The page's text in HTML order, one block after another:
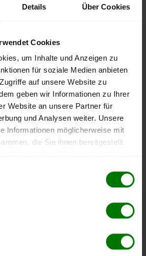
Details Über Cookies
Cookies
um Inhalte und Anzeigen zu
für soziale Medien anbieten
auf unsere Website zu
geben wir Informationen zu Ihrer
Website an unsere Partner für
und Analysen weiter. Unsere
Informationen möglicherweise mit
die Sie ihnen bereitgestellt
lose Ware Sackware
Januar
2026
2026
für Holzpellets in Deutschland
und Tiefststände der